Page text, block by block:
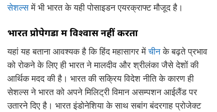
सेशल्समें भी भारत के यही पोसाइडन एयरक्राफ्ट मौजूद है।
भारत प्रोपेगेंडा में विश्वास नहीं करता
यहां यह बताना आवश्यक है कि हिंद महासागर मेंचीनके बढ़ते प्रभाव
को रोकने के लिए ही भारत ने मालदीव और श्रीलंका जैसे देशों की
आर्थिक मदद की है। भारत की सक्रिय विदेश नीति के कारण ही
सेशल्स ने भारत को अपने मिलिट्री विमान असम्पशन आईलैंड पर
उतारने दिए है। भारत इंडोनेशिया के साथ सबांग बंदरगाह प्रोजेक्ट